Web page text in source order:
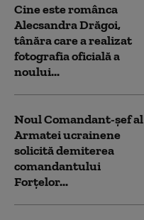
Cine este românca
Alecsandra Drăgoi,
tânăra care a realizat
fotografia oficială a
noului...
Noul Comandant-șef al
Armatei ucrainene
solicită demiterea
comandantului
Forțelor...